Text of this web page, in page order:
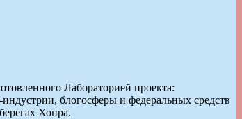
Лабораторией проекта:
блогосферы и федеральных средств
Хопра.